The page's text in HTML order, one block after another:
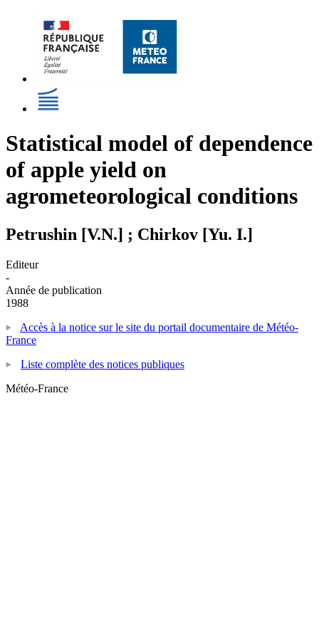
Statistical model of dependence
of apple yield on
agrometeorological conditions
Petrushin [V.N.] ; Chirkov [Yu. I.]
Editeur
-
Année de publication
1988
Accès à la notice sur le site du portail documentaire de Météo-
France
Liste complète des notices publiques
Météo-France